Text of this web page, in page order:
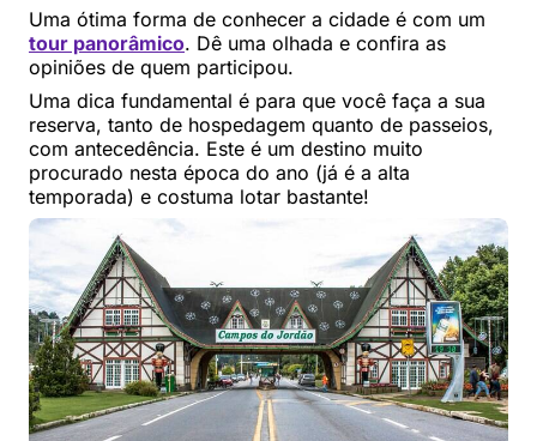
Uma ótima forma de conhecer a cidade é com um
tour panorâmico. Dê uma olhada e confira as
opiniões de quem participou.
Uma dica fundamental é para que você faça a sua
reserva, tanto de hospedagem quanto de passeios,
com antecedência. Este é um destino muito
procurado nesta época do ano (já é a alta
temporada) e costuma lotar bastante!